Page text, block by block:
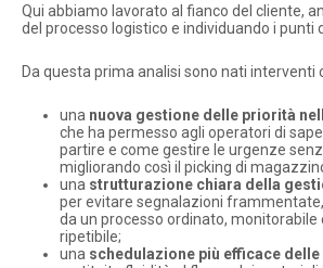
Qui abbiamo lavorato al fianco del cliente,
del processo logistico e individuando i punti
Da questa prima analisi sono nati interventi
una nuova gestione delle priorità
che ha permesso agli operatori di
partire e come gestire le urgenze
migliorando così il picking di
una strutturazione chiara della
per evitare segnalazioni
da un processo ordinato,
ripetibile;
una schedulazione più efficace